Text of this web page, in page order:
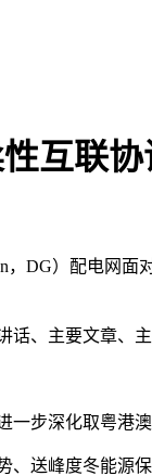
互联协
DG）配电网
主要文章、
步深化取粤港澳
送峰度冬能源保